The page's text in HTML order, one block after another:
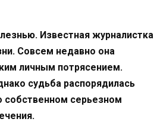
Известная журналистка
Совсем недавно она
личным потрясением.
судьба распорядилась
собственном серьезном